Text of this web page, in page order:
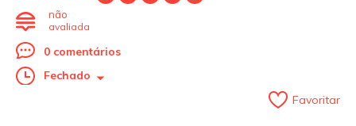
não
avaliada
0 comentários
Fechado
Favoritar